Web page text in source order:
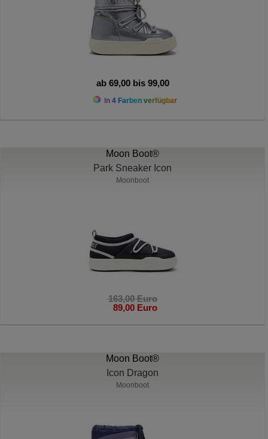
ab 69,00 bis 99,00
In 4 Farben verfügbar
Moon Boot®
Park Sneaker Icon
Moonboot
163,00 Euro
89,00 Euro
Moon Boot®
Icon Dragon
Moonboot